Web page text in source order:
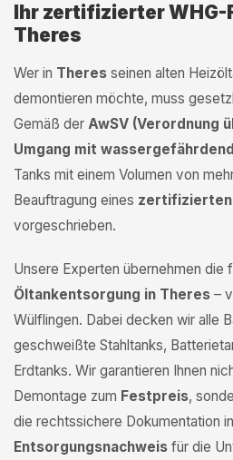
Ihr zertifizierter
Theres
Wer in Theres seinen alten
demontieren möchte, muss
Gemäß der AwSV (Verordnung
Umgang mit
Tanks mit einem Volumen von
Beauftragung eines zertifizierten
vorgeschrieben.
Unsere Experten übernehmen die
Öltankentsorgung in Theres –
Wülflingen. Dabei decken wir alle
geschweißte Stahltanks,
Erdtanks. Wir garantieren Ihnen
Demontage zum Festpreis,
die rechtssichere Dokumentation
Entsorgungsnachweis für die